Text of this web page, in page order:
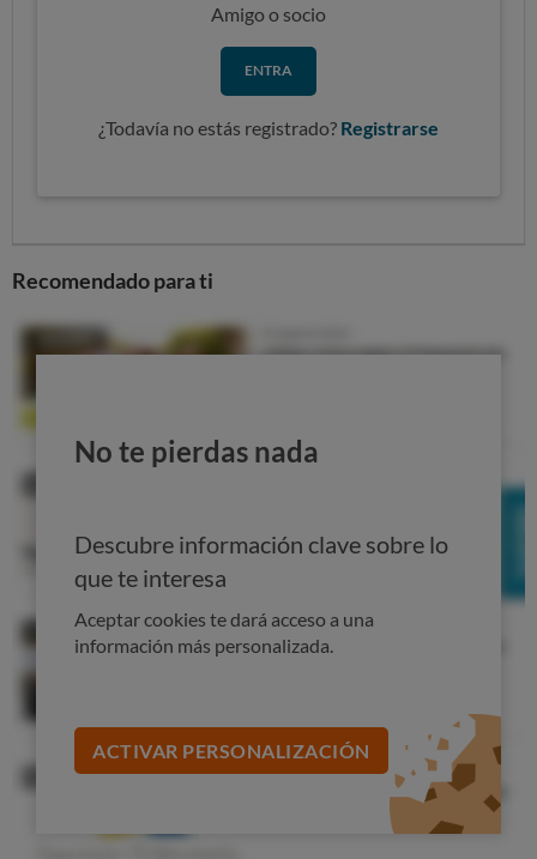
Amigo o socio
ENTRA
¿Todavía no estás registrado? Registrarse
Recomendado para ti
No te pierdas nada
Descubre información clave sobre lo
que te interesa
Aceptar cookies te dará acceso a una
información más personalizada.
ACTIVAR PERSONALIZACIÓN